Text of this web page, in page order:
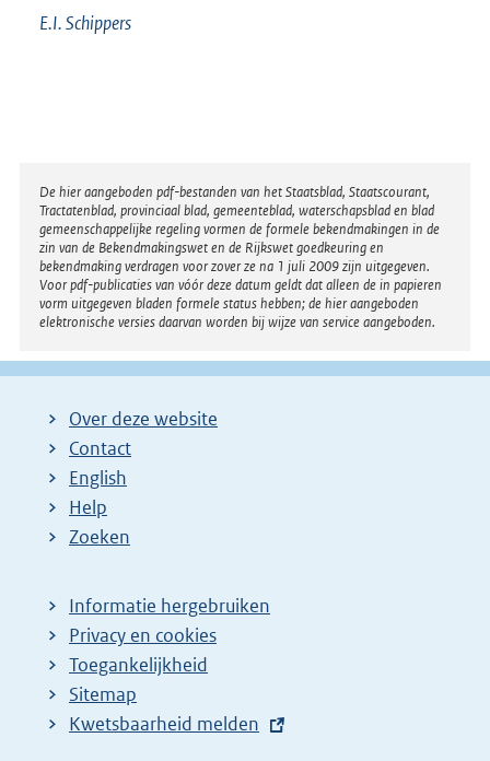
E.I.Schippers
Disclaimer
De hier aangeboden pdf-bestanden van het Staatsblad, Staatscourant,
Tractatenblad, provinciaal blad, gemeenteblad, waterschapsblad en blad
gemeenschappelijke regeling vormen de formele bekendmakingen in de
zin van de Bekendmakingswet en de Rijkswet goedkeuring en
bekendmaking verdragen voor zover ze na 1 juli 2009 zijn uitgegeven.
Voor pdf-publicaties van vóór deze datum geldt dat alleen de in papieren
vorm uitgegeven bladen formele status hebben; de hier aangeboden
elektronische versies daarvan worden bij wijze van service aangeboden.
Over deze website
Contact
English
Help
Zoeken
Informatie hergebruiken
Privacy en cookies
Toegankelijkheid
Sitemap
E
Kwetsbaarheid melden